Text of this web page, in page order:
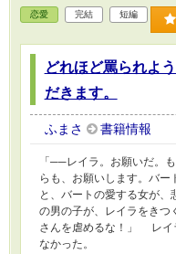
恋愛 完結 短編
どれほど罵られよ
だきます。
ふまさ 書籍情報
「──レイラ。お願いだ。
らも、お願いします。バ
と、バートの愛する女が
の男の子が、レイラをきつ
さんを虐めるな！」 レイ
なかった。